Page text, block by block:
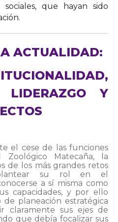
que hayan sido
ACTUALIDAD:
LIDERAZGO Y
el cese de las funciones
Zoológico Matecaña, la
de los más grandes retos
su rol en el
a sí misma como
capacidades, y por ello
planeación estratégica
claramente sus ejes de
que debía focalizar sus